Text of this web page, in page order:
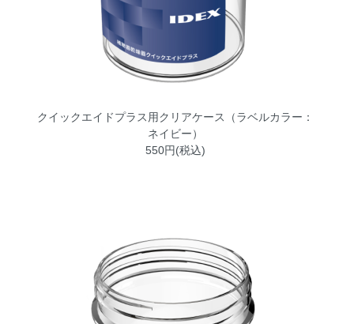
クイックエイドプラス用クリアケース（ラベルカラー：
ネイビー）
550円(税込)